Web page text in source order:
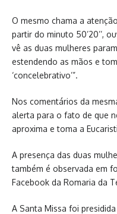
O mesmo chama a
partir do minuto 50’20’’,
vê as duas mulheres
estendendo as mãos e
‘concelebrativo’”.
Nos comentários da
alerta para o fato de que
aproxima e toma a
A presença das duas
também é observada em
Facebook da Romaria da
A Santa Missa foi